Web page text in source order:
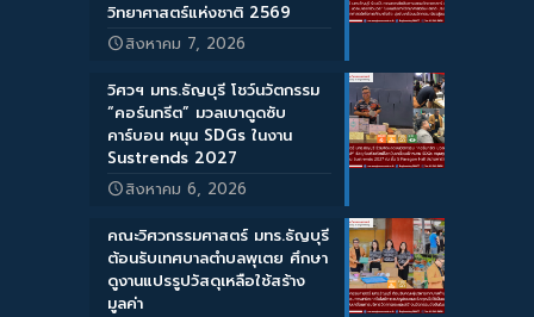
วิทยาศาสตร์แห่งชาติ 2569
สิงหาคม 7, 2026
วิศวฯ มทร.ธัญบุรี โชว์นวัตกรรม
“คอร์นกรีต” มวลเบาดูดซับ
คาร์บอน หนุน SDGs ในงาน
Sustrends 2027
สิงหาคม 6, 2026
คณะวิศวกรรมศาสตร์ มทร.ธัญบุรี
ต้อนรับเทศบาลตำบลพุเตย ศึกษา
ดูงานแปรรูปวัสดุเหลือใช้สร้าง
มูลค่า